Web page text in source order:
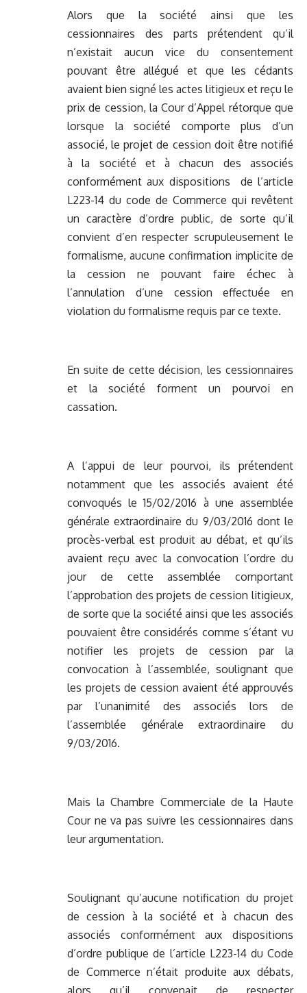
Alors que la société ainsi que les
cessionnaires des parts prétendent qu’il
n’existait aucun vice du consentement
pouvant être allégué et que les cédants
avaient bien signé les actes litigieux et reçu le
prix de cession, la Cour d’Appel rétorque que
lorsque la société comporte plus d’un
associé, le projet de cession doit être notifié
à la société et à chacun des associés
conformément aux dispositions de l’article
L223-14 du code de Commerce qui revêtent
un caractère d’ordre public, de sorte qu’il
convient d’en respecter scrupuleusement le
formalisme, aucune confirmation implicite de
la cession ne pouvant faire échec à
l’annulation d’une cession effectuée en
violation du formalisme requis par ce texte.
En suite de cette décision, les cessionnaires
et la société forment un pourvoi en
cassation.
A l’appui de leur pourvoi, ils prétendent
notamment que les associés avaient été
convoqués le 15/02/2016 à une assemblée
générale extraordinaire du 9/03/2016 dont le
procès-verbal est produit au débat, et qu’ils
avaient reçu avec la convocation l’ordre du
jour de cette assemblée comportant
l’approbation des projets de cession litigieux,
de sorte que la société ainsi que les associés
pouvaient être considérés comme s’étant vu
notifier les projets de cession par la
convocation à l’assemblée, soulignant que
les projets de cession avaient été approuvés
par l’unanimité des associés lors de
l’assemblée générale extraordinaire du
9/03/2016.
Mais la Chambre Commerciale de la Haute
Cour ne va pas suivre les cessionnaires dans
leur argumentation.
Soulignant qu’aucune notification du projet
de cession à la société et à chacun des
associés conformément aux dispositions
d’ordre publique de l’article L223-14 du Code
de Commerce n’était produite aux débats,